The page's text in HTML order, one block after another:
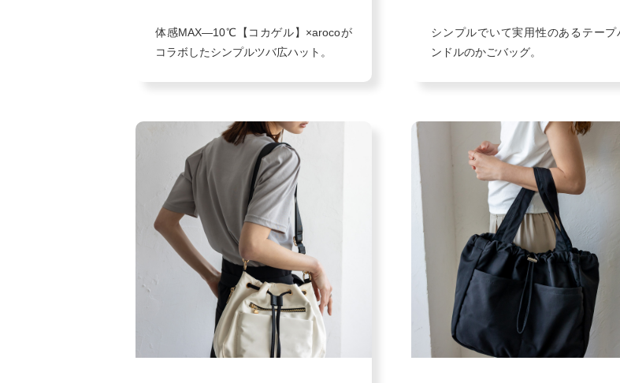
体感MAX―10℃【コカゲル】×arocoが
コラボしたシンプルツバ広ハット。
シンプルでいて実用性のあるテープ
ンドルのかごバッグ。